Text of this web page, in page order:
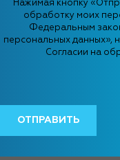
Нажимая кнопку
обработку моих
Федеральным
персональных данных»,
Согласии на